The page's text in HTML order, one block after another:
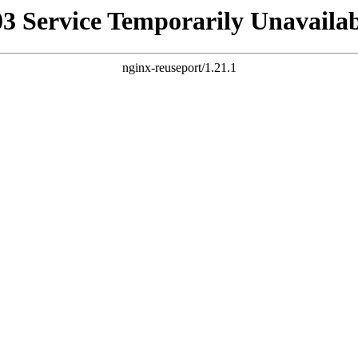
Service Temporarily
nginx-reuseport/1.21.1